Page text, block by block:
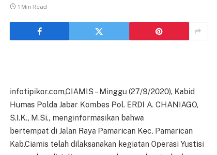
1 Min Read
infotipikor.com,CIAMIS – Minggu (27/9/2020), Kabid
Humas Polda Jabar Kombes Pol. ERDI A. CHANIAGO,
S.I.K., M.Si., menginformasikan bahwa
bertempat di Jalan Raya Pamarican Kec. Pamarican
Kab.Ciamis telah dilaksanakan kegiatan Operasi Yustisi